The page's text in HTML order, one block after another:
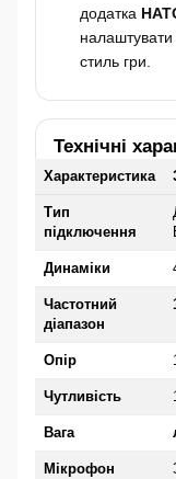
додатка
налаштувати
стиль гри.
Технічні
Характеристика
Тип
підключення
Динаміки
Частотний
діапазон
Опір
Чутливість
Вага
Мікрофон